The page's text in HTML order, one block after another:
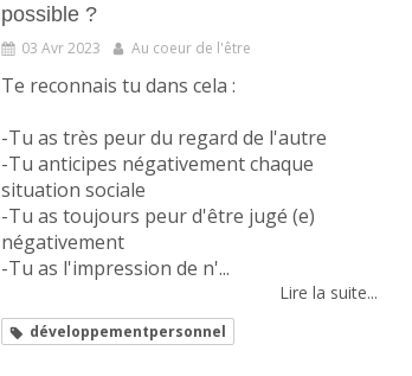
possible ?
03 Avr 2023 Au coeur de l'être
Te reconnais tu dans cela :
-Tu as très peur du regard de l'autre
-Tu anticipes négativement chaque
situation sociale
-Tu as toujours peur d'être jugé (e)
négativement
-Tu as l'impression de n'...
Lire la suite...
développementpersonnel